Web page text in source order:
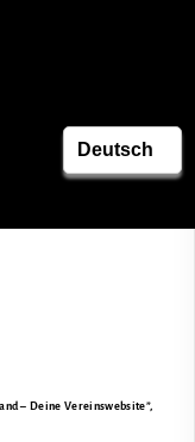
– Deine Vereinswebsite”,